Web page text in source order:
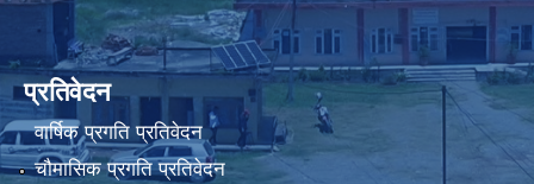
प्रतिवेदन
वार्षिक प्रगति प्रतिवेदन
चौमासिक प्रगति प्रतिवेदन